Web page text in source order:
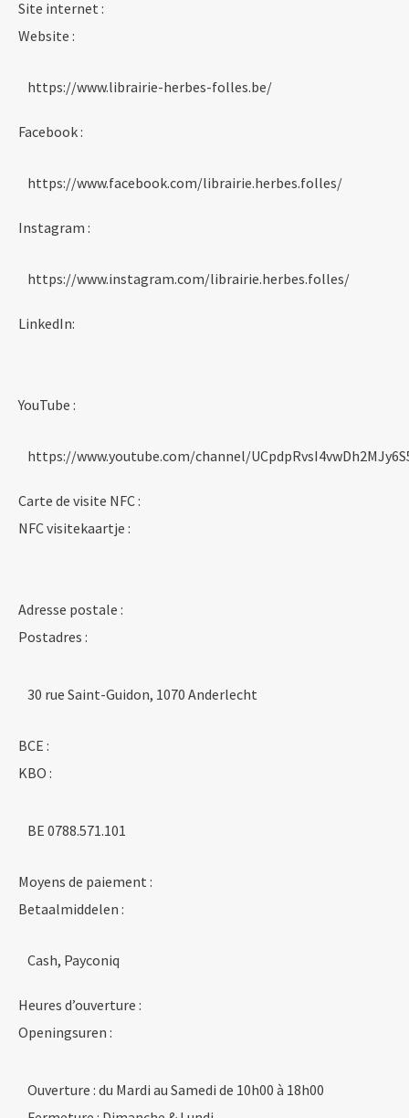
Site internet :
Website :
https://www.librairie-herbes-folles.be/
Facebook :
https://www.facebook.com/librairie.herbes.folles/
Instagram :
https://www.instagram.com/librairie.herbes.folles/
LinkedIn:
YouTube :
https://www.youtube.com/channel/
Carte de visite NFC :
NFC visitekaartje :
Adresse postale :
Postadres :
30 rue Saint-Guidon, 1070 Anderlecht
BCE :
KBO :
BE 0788.571.101
Moyens de paiement :
Betaalmiddelen :
Cash, Payconiq
Heures d’ouverture :
Openingsuren :
Ouverture : du Mardi au Samedi de 10h00 à 18h00